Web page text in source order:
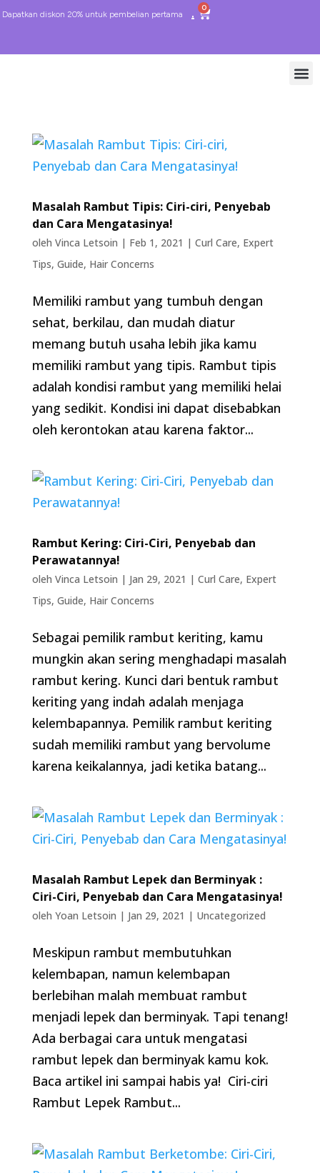
Dapatkan diskon 20% untuk pembelian pertama
0
Masalah Rambut Tipis: Ciri-ciri, Penyebab
dan Cara Mengatasinya!
oleh Vinca Letsoin | Feb 1, 2021 | Curl Care, Expert
Tips, Guide, Hair Concerns
Memiliki rambut yang tumbuh dengan
sehat, berkilau, dan mudah diatur
memang butuh usaha lebih jika kamu
memiliki rambut yang tipis. Rambut tipis
adalah kondisi rambut yang memiliki helai
yang sedikit. Kondisi ini dapat disebabkan
oleh kerontokan atau karena faktor...
Rambut Kering: Ciri-Ciri, Penyebab dan
Perawatannya!
oleh Vinca Letsoin | Jan 29, 2021 | Curl Care, Expert
Tips, Guide, Hair Concerns
Sebagai pemilik rambut keriting, kamu
mungkin akan sering menghadapi masalah
rambut kering. Kunci dari bentuk rambut
keriting yang indah adalah menjaga
kelembapannya. Pemilik rambut keriting
sudah memiliki rambut yang bervolume
karena keikalannya, jadi ketika batang...
Masalah Rambut Lepek dan Berminyak :
Ciri-Ciri, Penyebab dan Cara Mengatasinya!
oleh Yoan Letsoin | Jan 29, 2021 | Uncategorized
Meskipun rambut membutuhkan
kelembapan, namun kelembapan
berlebihan malah membuat rambut
menjadi lepek dan berminyak. Tapi tenang!
Ada berbagai cara untuk mengatasi
rambut lepek dan berminyak kamu kok.
Baca artikel ini sampai habis ya! Ciri-ciri
Rambut Lepek Rambut...